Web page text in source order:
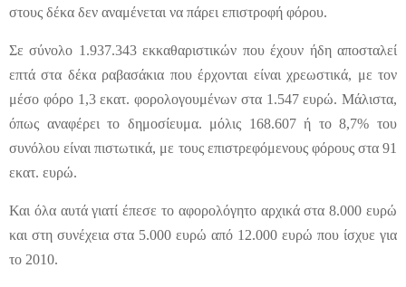
στους δέκα δεν αναμένεται να πάρει επιστροφή φόρου.
Σε σύνολο 1.937.343 εκκαθαριστικών που έχουν ήδη αποσταλεί
επτά στα δέκα ραβασάκια που έρχονται είναι χρεωστικά, με τον
μέσο φόρο 1,3 εκατ. φορολογουμένων στα 1.547 ευρώ. Μάλιστα,
όπως αναφέρει το δημοσίευμα. μόλις 168.607 ή το 8,7% του
συνόλου είναι πιστωτικά, με τους επιστρεφόμενους φόρους στα 91
εκατ. ευρώ.
Και όλα αυτά γιατί έπεσε το αφορολόγητο αρχικά στα 8.000 ευρώ
και στη συνέχεια στα 5.000 ευρώ από 12.000 ευρώ που ίσχυε για
το 2010.